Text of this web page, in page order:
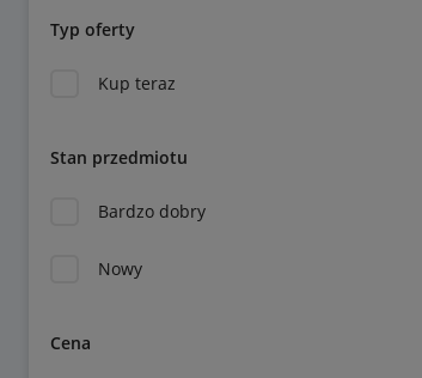
Typ oferty
Kup teraz
Stan przedmiotu
Bardzo dobry
Nowy
Cena